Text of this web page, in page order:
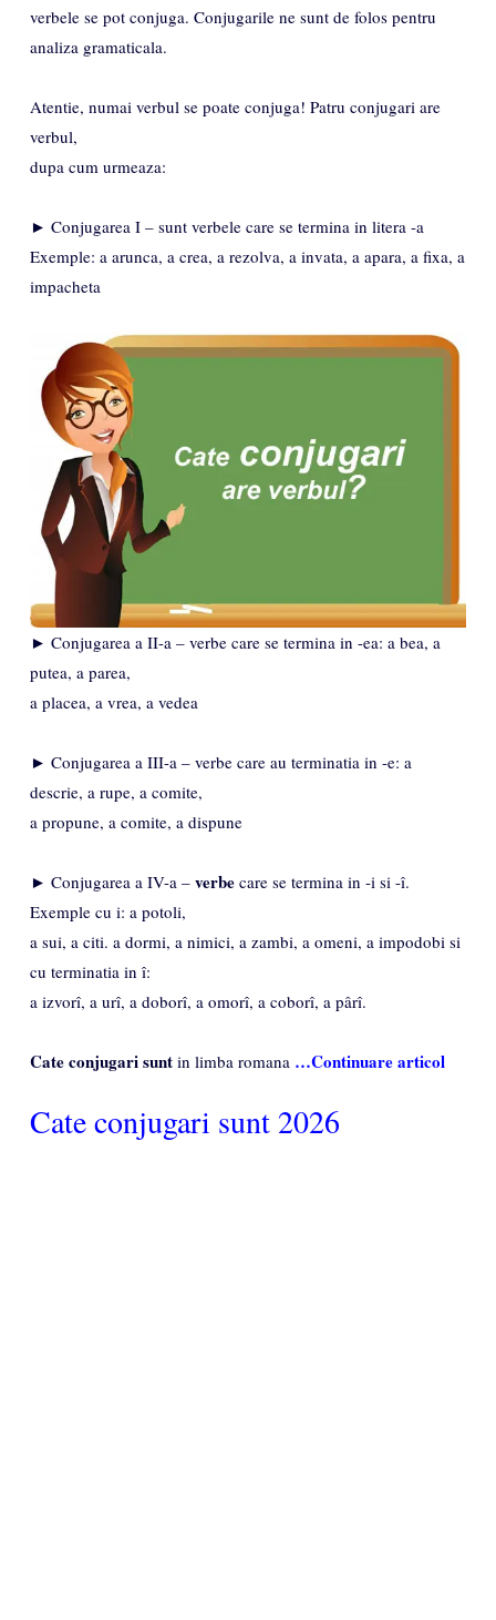
verbele se pot conjuga. Conjugarile ne sunt de folos pentru
analiza gramaticala.
Atentie, numai verbul se poate conjuga! Patru conjugari are
verbul,
dupa cum urmeaza:
► Conjugarea I – sunt verbele care se termina in litera -a
Exemple: a arunca, a crea, a rezolva, a invata, a apara, a fixa, a
impacheta
► Conjugarea a II-a – verbe care se termina in -ea: a bea, a
putea, a parea,
a placea, a vrea, a vedea
► Conjugarea a III-a – verbe care au terminatia in -e: a
descrie, a rupe, a comite,
a propune, a comite, a dispune
► Conjugarea a IV-a – verbe care se termina in -i si -î.
Exemple cu i: a potoli,
a sui, a citi. a dormi, a nimici, a zambi, a omeni, a impodobi si
cu terminatia in î:
a izvorî, a urî, a doborî, a omorî, a coborî, a pârî.
Cateconjugarisunt in limba romana …Continuare articol
Cate conjugari sunt 2026